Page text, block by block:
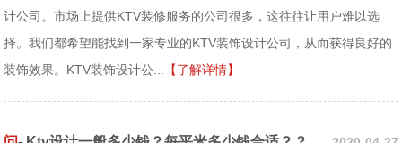
计公司。市场上提供KTV装修服务的公司很多，这往往让用户难以选
择。我们都希望能找到一家专业的KTV装饰设计公司，从而获得良好的
装饰效果。KTV装饰设计公...
【了解详情】